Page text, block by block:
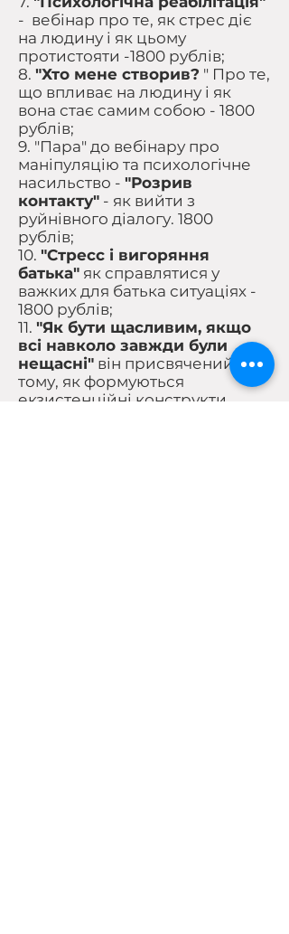
- вебінар про те, як стрес діє
на людину і як цьому
протистояти -1800 рублів;
8. "Хто мене створив? " Про те,
що впливає на людину і як
вона стає самим собою - 1800
рублів;
9. "Пара" до вебінару про
маніпуляцію та психологічне
насильство - "Розрив
контакту" - як вийти з
руйнівного діалогу. 1800
рублів;
10. "Стресс і вигоряння
батька" як справлятися у
важких для батька ситуаціях -
1800 рублів;
11. "Як бути щасливим, якщо
всі навколо завжди були
нещасні" він присвячений
тому, як формуються
екзистенційні конструкти